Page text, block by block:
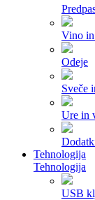
Vino in
Odeje
Sveče
Ure in
Tehnologija
Tehnologija
USB